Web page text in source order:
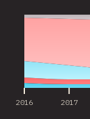
2016 2017